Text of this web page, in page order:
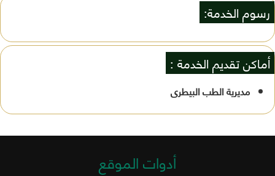
رسوم الخدمة:
أماكن تقديم الخدمة :
مديرية الطب البيطرى
أدوات الموقع